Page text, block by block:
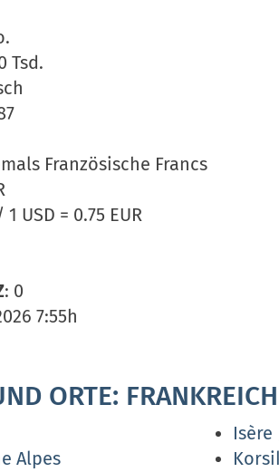
Tsd.
Französische Francs
1 USD = 0.75 EUR
: 0
7:55h
ORTE: FRANKREICH
Alpes